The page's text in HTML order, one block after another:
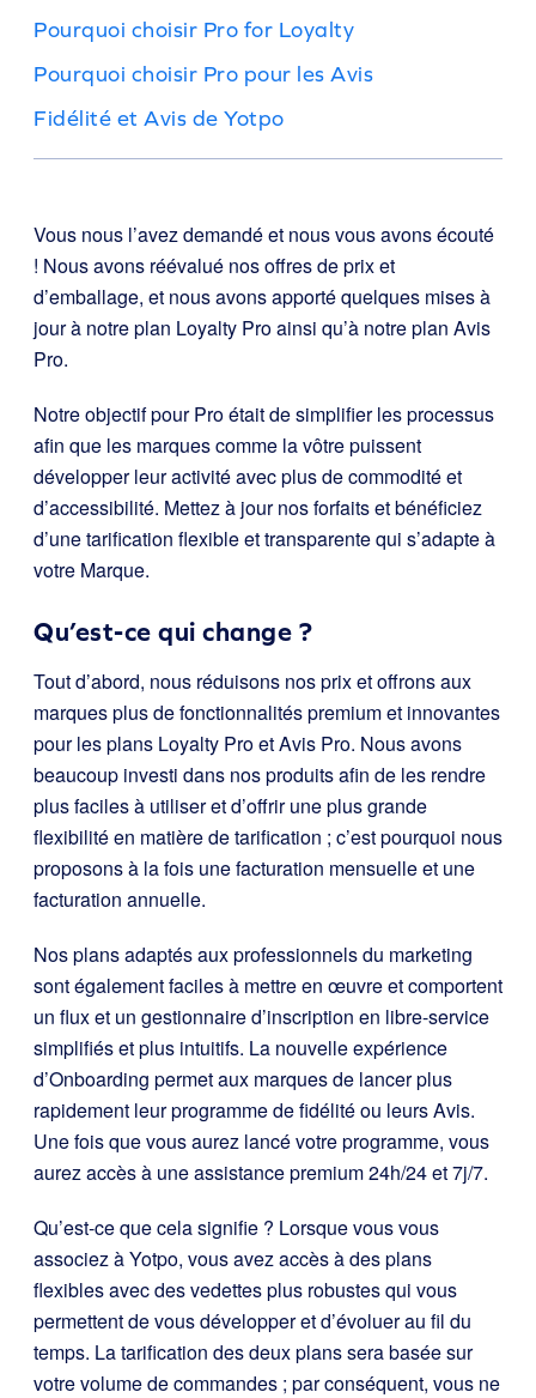
Pourquoi choisir Pro for Loyalty
Pourquoi choisir Pro pour les Avis
Fidélité et Avis de Yotpo
Vous nous l’avez demandé et nous vous avons écouté
! Nous avons réévalué nos offres de prix et
d’emballage, et nous avons apporté quelques mises à
jour à notre plan Loyalty Pro ainsi qu’à notre plan Avis
Pro.
Notre objectif pour Pro était de simplifier les processus
afin que les marques comme la vôtre puissent
développer leur activité avec plus de commodité et
d’accessibilité. Mettez à jour nos forfaits et bénéficiez
d’une tarification flexible et transparente qui s’adapte à
votre Marque.
Qu’est-ce qui change ?
Tout d’abord, nous réduisons nos prix et offrons aux
marques plus de fonctionnalités premium et innovantes
pour les plans Loyalty Pro et Avis Pro. Nous avons
beaucoup investi dans nos produits afin de les rendre
plus faciles à utiliser et d’offrir une plus grande
flexibilité en matière de tarification ; c’est pourquoi nous
proposons à la fois une facturation mensuelle et une
facturation annuelle.
Nos plans adaptés aux professionnels du marketing
sont également faciles à mettre en œuvre et comportent
un flux et un gestionnaire d’inscription en libre-service
simplifiés et plus intuitifs. La nouvelle expérience
d’Onboarding permet aux marques de lancer plus
rapidement leur programme de fidélité ou leurs Avis.
Une fois que vous aurez lancé votre programme, vous
aurez accès à une assistance premium 24h/24 et 7j/7.
Qu’est-ce que cela signifie ? Lorsque vous vous
associez à Yotpo, vous avez accès à des plans
flexibles avec des vedettes plus robustes qui vous
permettent de vous développer et d’évoluer au fil du
temps. La tarification des deux plans sera basée sur
votre volume de commandes ; par conséquent, vous ne